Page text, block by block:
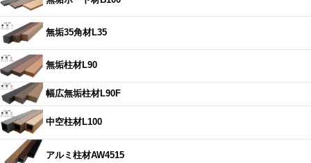
無垢35角材L35
無垢柱材L90
幅広無垢柱材L90F
中空柱材L100
アルミ柱材AW4515